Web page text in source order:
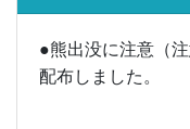
●熊出没に注意（
配布しました。